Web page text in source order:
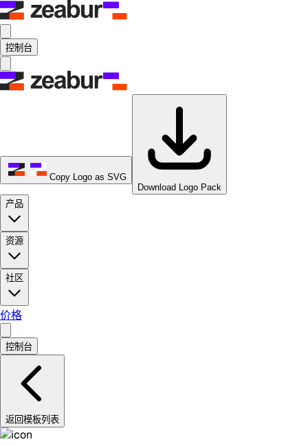
控制台
Copy Logo as SVG
Download Logo Pack
产品
资源
社区
价格
控制台
返回模板列表